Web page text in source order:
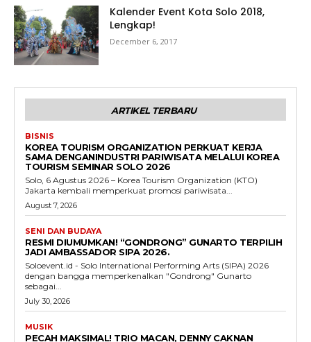
Kalender Event Kota Solo 2018,
Lengkap!
December 6, 2017
ARTIKEL TERBARU
BISNIS
KOREA TOURISM ORGANIZATION PERKUAT KERJA
SAMA DENGANINDUSTRI PARIWISATA MELALUI KOREA
TOURISM SEMINAR SOLO 2026
Solo, 6 Agustus 2026 – Korea Tourism Organization (KTO)
Jakarta kembali memperkuat promosi pariwisata...
August 7, 2026
SENI DAN BUDAYA
RESMI DIUMUMKAN! “GONDRONG” GUNARTO TERPILIH
JADI AMBASSADOR SIPA 2026.
Soloevent.id - Solo International Performing Arts (SIPA) 2026
dengan bangga memperkenalkan "Gondrong" Gunarto
sebagai...
July 30, 2026
MUSIK
PECAH MAKSIMAL! TRIO MACAN, DENNY CAKNAN